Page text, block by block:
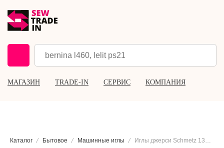
МАГАЗИН TRADE-IN СЕРВИС КОМПАНИЯ
Каталог Бытовое Машинные иглы Иглы джерси Schmetz 130/705 Н SUK №100, 5 шт.